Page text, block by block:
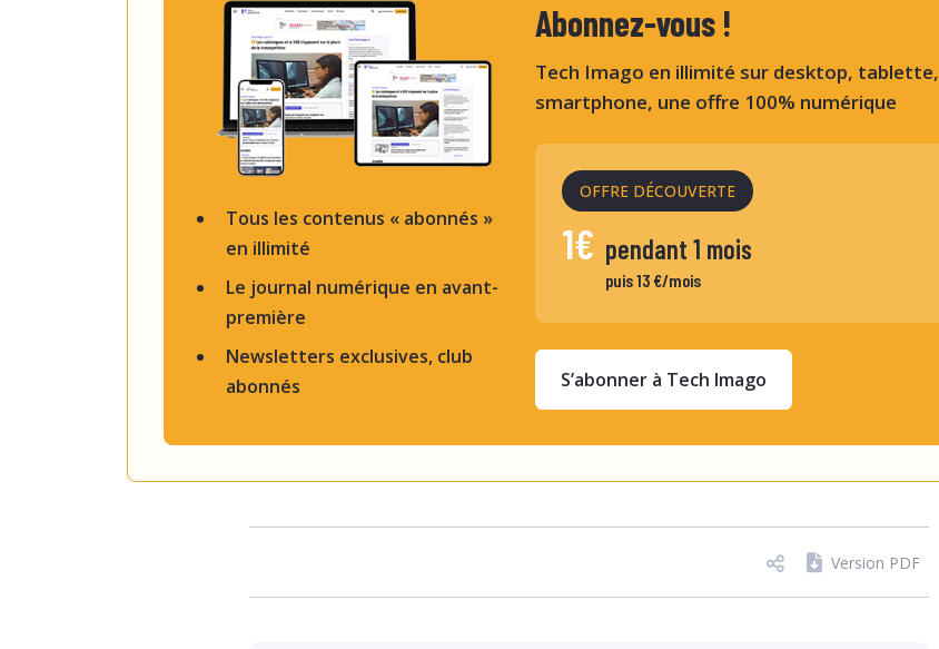
Tous les contenus « abonnés »
en illimité
Le journal numérique en avant-
première
Newsletters exclusives, club
abonnés
Abonnez-vous !
Tech Imago en illimité sur desktop, tablette,
smartphone, une offre 100% numérique
OFFRE DÉCOUVERTE
1€ pendant 1 mois
puis 13 €/mois
S’abonner à Tech Imago
Version PDF